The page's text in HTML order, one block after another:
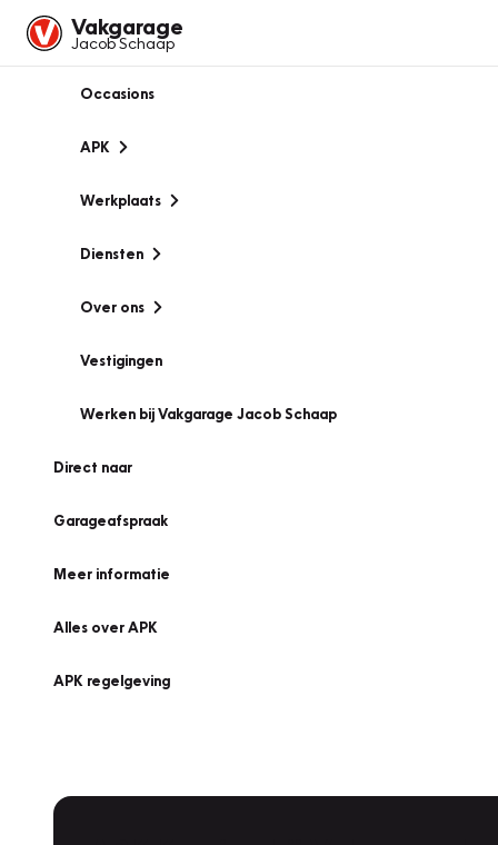
Vakgarage
Jacob Schaap
Occasions
APK
Werkplaats
Diensten
Over ons
Vestigingen
Werken bij Vakgarage Jacob Schaap
Direct naar
Garageafspraak
Meer informatie
Alles over APK
APK regelgeving